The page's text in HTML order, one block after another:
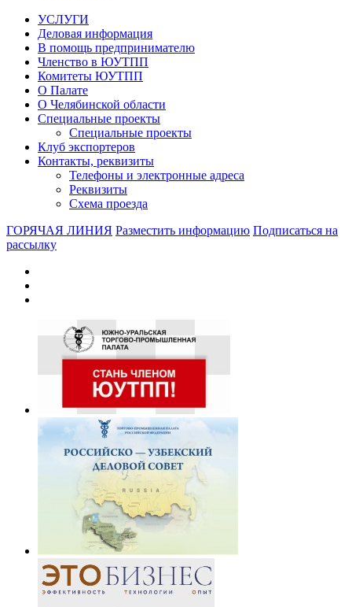
УСЛУГИ
Деловая информация
В помощь предпринимателю
Членство в ЮУТПП
Комитеты ЮУТПП
О Палате
О Челябинской области
Специальные проекты
Специальные проекты
Клуб экспортеров
Контакты, реквизиты
Телефоны и электронные адреса
Реквизиты
Схема проезда
ГОРЯЧАЯ ЛИНИЯ Разместить информацию Подписаться на
рассылку